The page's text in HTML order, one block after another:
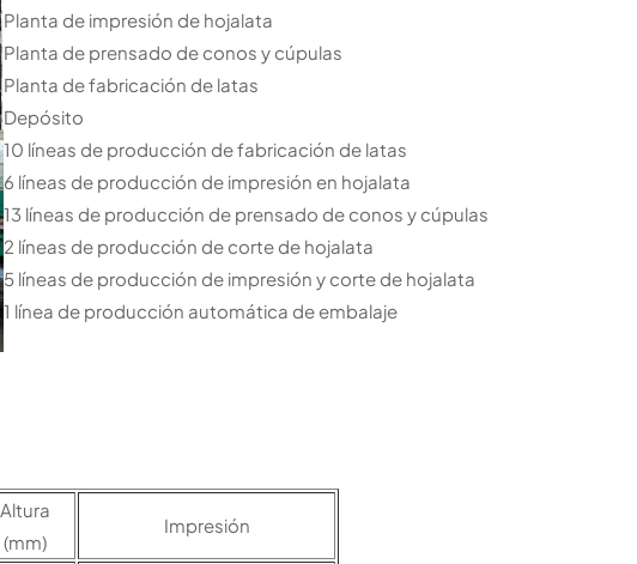
Planta de impresión de hojalata
Planta de prensado de conos y cúpulas
Planta de fabricación de latas
Depósito
10 líneas de producción de fabricación de latas
6 líneas de producción de impresión en hojalata
13 líneas de producción de prensado de conos y cúpulas
2 líneas de producción de corte de hojalata
5 líneas de producción de impresión y corte de hojalata
1 línea de producción automática de embalaje
Altura
(mm)
Impresión